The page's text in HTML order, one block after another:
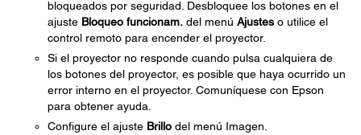
bloqueados por seguridad. Desbloquee los botones en el
ajuste Bloqueo funcionam. del menú Ajustes o utilice el
control remoto para encender el proyector.
Si el proyector no responde cuando pulsa cualquiera de
los botones del proyector, es posible que haya ocurrido un
error interno en el proyector. Comuníquese con Epson
para obtener ayuda.
Configure el ajuste Brillo del menú Imagen.